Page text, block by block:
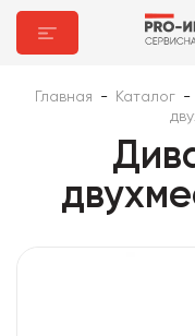
Главная - Каталог -